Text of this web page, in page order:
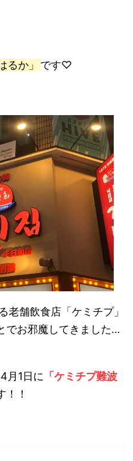
るか」 です♡
老舗飲食店「ケミチプ」
でお邪魔してきました…
月1日に 「ケミチプ難波
！！